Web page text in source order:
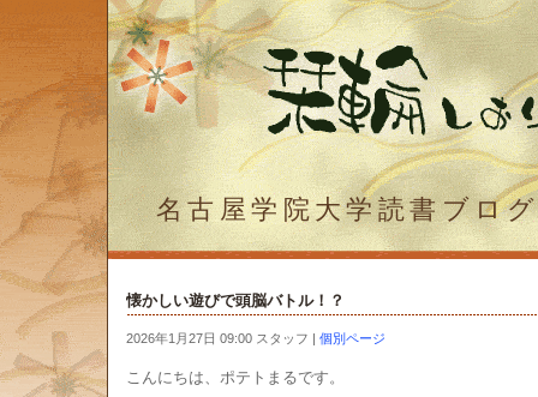
名古屋学院大学読書ブロ
懐かしい遊びで頭脳バトル！？
2026年1月27日 09:00 スタッフ | 個別ページ
こんにちは、ポテトまるです。